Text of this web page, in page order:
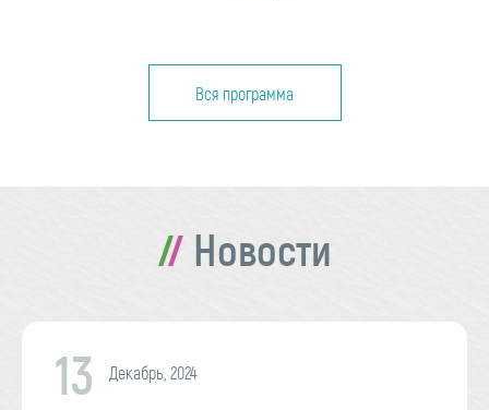
Вся программа
Новости
13 Декабрь, 2024